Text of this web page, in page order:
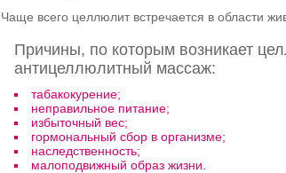
Чаще всего целлюлит встречается в области
Причины, по которым возникает
антицеллюлитный массаж:
табакокурение;
неправильное питание;
избыточный вес;
гормональный сбор в организме;
наследственность;
малоподвижный образ жизни.